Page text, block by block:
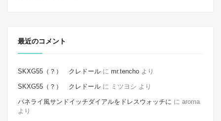
最近のコメント
SKXG55（？） クレドール に mr.tencho より
SKXG55（？） クレドール に ミツヨシ より
パネライ風サンドイッチダイアルをドレスウォッチに に aroma
より